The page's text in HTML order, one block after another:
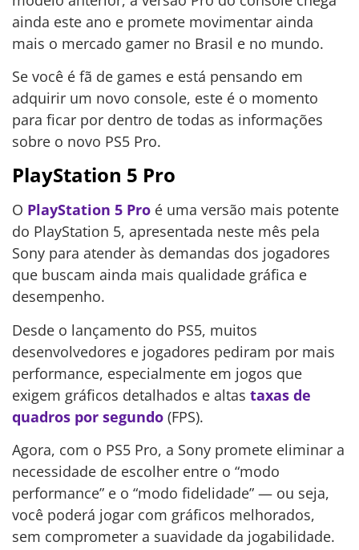
ainda este ano e promete movimentar ainda
mais o mercado gamer no Brasil e no mundo.
Se você é fã de games e está pensando em
adquirir um novo console, este é o momento
para ficar por dentro de todas as informações
sobre o novo PS5 Pro.
PlayStation 5 Pro
O PlayStation 5 Pro é uma versão mais potente
do PlayStation 5, apresentada neste mês pela
Sony para atender às demandas dos jogadores
que buscam ainda mais qualidade gráfica e
desempenho.
Desde o lançamento do PS5, muitos
desenvolvedores e jogadores pediram por mais
performance, especialmente em jogos que
exigem gráficos detalhados e altas taxas de
quadros por segundo (FPS).
Agora, com o PS5 Pro, a Sony promete eliminar a
necessidade de escolher entre o “modo
performance” e o “modo fidelidade” — ou seja,
você poderá jogar com gráficos melhorados,
sem comprometer a suavidade da jogabilidade.